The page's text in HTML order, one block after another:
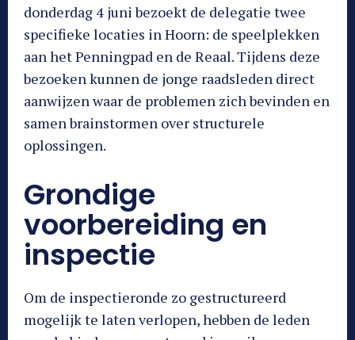
donderdag 4 juni bezoekt de delegatie twee
specifieke locaties in Hoorn: de speelplekken
aan het Penningpad en de Reaal. Tijdens deze
bezoeken kunnen de jonge raadsleden direct
aanwijzen waar de problemen zich bevinden en
samen brainstormen over structurele
oplossingen.
Grondige
voorbereiding en
inspectie
Om de inspectieronde zo gestructureerd
mogelijk te laten verlopen, hebben de leden